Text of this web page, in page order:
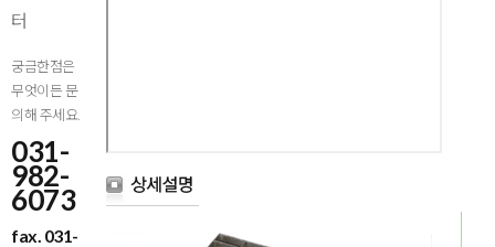
터
궁금한점은
무엇이든 문
의해 주세요.
031-
982-
6073
fax. 031-